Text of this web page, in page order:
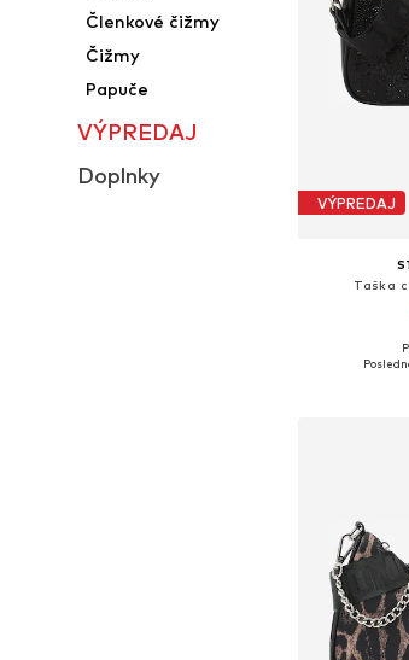
Členkové čižmy
Čižmy
Papuče
VÝPREDAJ
Doplnky
VÝPREDAJ
Taška